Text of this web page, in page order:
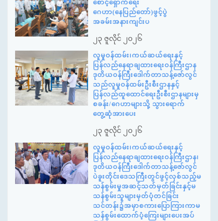
စောင့်ရှောက်ရေး
ဂေဟာ(နေပြည်တော်)ဖွင့်ပွဲ
အခမ်းအနားကျင်းပ
၂၃ ဇူလိုင် ၂၀၂၆
လူမှုဝန်ထမ်း၊ကယ်ဆယ်ရေးနှင့်
ပြန်လည်နေရာချထားရေးဝန်ကြီးဌာန
ဒုတိယဝန်ကြီးဒေါက်တာသန့်ဇော်လွင်
သည်လူမှုဝန်ထမ်းဦးစီးဌာနနှင့်
ပြန်လည်ထူထောင်ရေးဦးစီးဌာနများမှ
စခန်း/ဂေဟာများသို့ သွားရောက်
တွေ့ဆုံအားပေး
၂၃ ဇူလိုင် ၂၀၂၆
လူမှုဝန်ထမ်း၊ကယ်ဆယ်ရေးနှင့်
ပြန်လည်နေရာချထားရေးဝန်ကြီးဌာန၊
ဒုတိယဝန်ကြီးဒေါက်တာသန့်ဇော်လွင်
ပဲခူးတိုင်းဒေသကြီးတွင်ဖွင့်လှစ်သည့်မ
သန်စွမ်းမှုအဆင့်သတ်မှတ်ခြင်းနှင့်မ
သန်စွမ်းသူများမှတ်ပုံတင်ခြင်း
သင်တန်း၌အမှာစကားပြောကြားကာမ
သန်စွမ်းထောက်ပံ့ကြေးများပေးအပ်